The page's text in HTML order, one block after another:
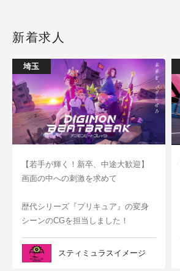
新着求人
埼玉
【若手が輝く！新卒、中途大歓迎】
画面の中への刺激を求めて
歴代シリーズ『プリキュア』の変身
シーンのCGを担当しました！
スティミュラスイメージ